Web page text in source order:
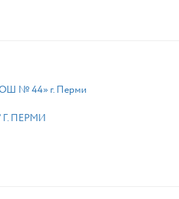
№ 44» г. Перми
ПЕРМИ